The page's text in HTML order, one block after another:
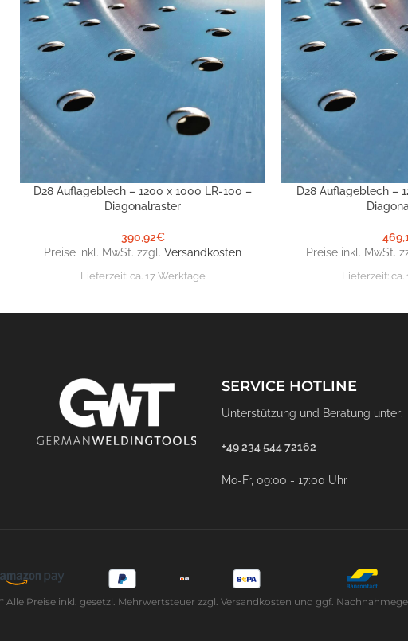
IN DEN WARENKORB
D28 Auflageblech – 1200 x 1000 LR-100 –
Diagonalraster
390,92€
Preise inkl. MwSt. zzgl.Versandkosten
Lieferzeit: ca. 17 Werktage
IN DEN WARENKORB
D28 Auflageblech –
Preise inkl. MwSt.
Lieferzeit:ca.
SERVICE HOTLINE
Unterstützung und Beratung unter:
+49 234 544 72162
Mo-Fr, 09:00 - 17:00 Uhr
* Alle Preise inkl. gesetzl. Mehrwertsteuer zzgl. Versandkosten und ggf.